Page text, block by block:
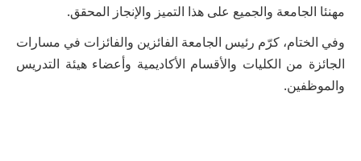
مهنئا الجامعة والجميع على هذا التميز والإنجاز المحقق.
وفي الختام، كرّم رئيس الجامعة الفائزين والفائزات في مسارات
الجائزة من الكليات والأقسام الأكاديمية وأعضاء هيئة التدريس
والموظفين.